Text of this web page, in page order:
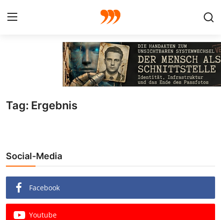
Galerie
Redaktion
Beiträge
Vorproduktion
Tag: Ergebnis
Social-Media
Facebook
Youtube